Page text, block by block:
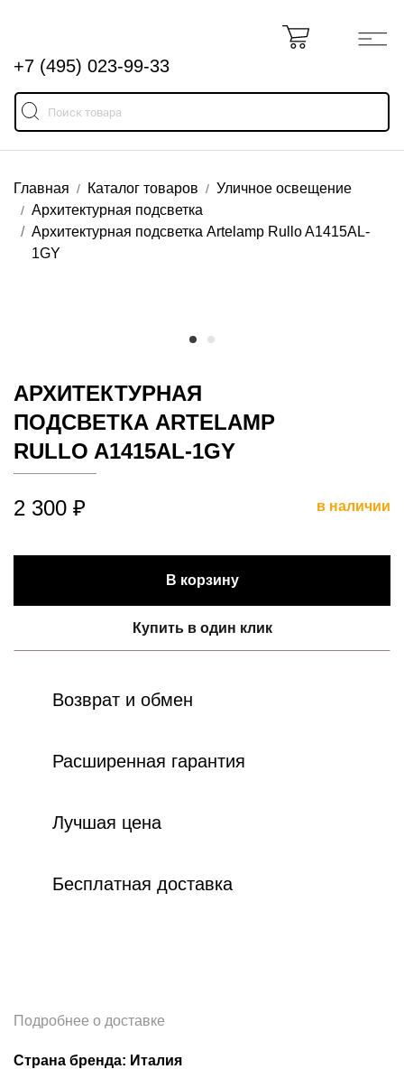
+7 (495) 023-99-33
Главная Каталог товаров
Уличное освещение
Архитектурная подсветка
Архитектурная подсветка Artelamp Rullo A1415AL-
1GY
АРХИТЕКТУРНАЯ
ПОДСВЕТКА ARTELAMP
RULLO A1415AL-1GY
2 300 ₽ в наличии
В корзину
Купить в один клик
Возврат и обмен
Расширенная гарантия
Лучшая цена
Бесплатная доставка
Подробнее о доставке
Страна бренда: Италия